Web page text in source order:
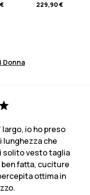
229,90 €
Donna
largo, io ho preso
lunghezza che
solito vesto taglia
fatta, cuciture
ottima in